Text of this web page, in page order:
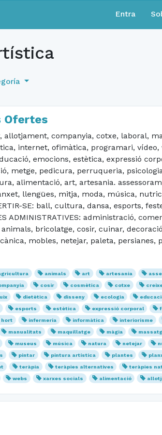
Entra
Ofertes
allotjament, companyia, cotxe, laboral,
internet, ofimàtica, programari, vídeo,
emocions, estètica, expressió
metge, pedicura, perruqueria,
alimentació, art, artesania.
llengües, mitja, moda, música,
SE: ball, cultura, dansa, esports,
ADMINISTRATIVES: administració,
animals, bricolatge, cosir, cuinar,
mobles, netejar, paleta, persianes,
animals art artesania
cosir cosmètica cotxe
dietètica disseny ecologia
esports estètica expressió corporal
hort infermeria informàtica interiorisme
manualitats maquillatge màgia
museus música natura netejar
pintar pintura artística plantes
teràpia teràpies alternatives teràpies
webs xarxes socials alimentació